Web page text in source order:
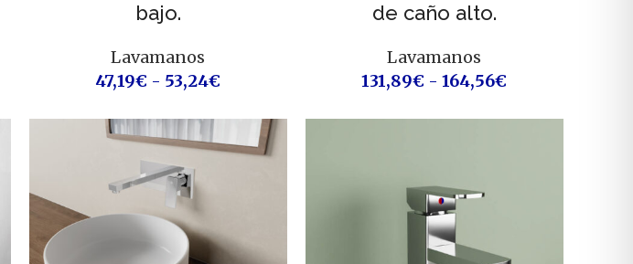
bajo.
Lavamanos
47,19€ - 53,24€
de caño alto.
Lavamanos
131,89€ - 164,56€